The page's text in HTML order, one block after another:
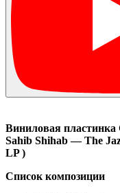
Виниловая пластинка
Sahib Shihab — The
LP )
Список композиции